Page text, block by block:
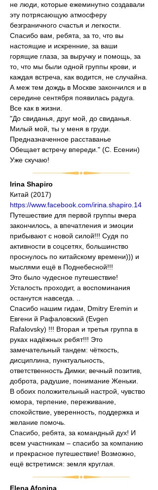
не люди, которые ежеминутно создавали
эту потрясающую атмосферу
безграничного счастья и легкости.
Спасибо вам, ребята, за то, что вы
настоящие и искренние, за ваши
горящие глаза, за выручку и помощь, за
то, что мы были одной группы крови, и
каждая встреча, как водится, не случайна.
А меж тем дождь в Москве закончился и в
середине сентября появилась радуга.
Все как в жизни.
"До свиданья, друг мой, до свиданья.
Милый мой, ты у меня в груди.
Предназначенное расставанье
Обещает встречу впереди." (С. Есенин)
Уже скучаю!
Irina Shapiro
Китай (2017)
https://www.facebook.com/irina.shapiro.14
Путешествие для первой группы вчера
закончилось, а впечатления и эмоции
прибывают с новой силой!!! Судя по
активности в соцсетях, большинство
проснулось по китайскому времени))) и
мыслями ещё в Поднебесной!!!
Это было чудесное путешествие!
Усталость проходит, а воспоминания
останутся навсегда. ..
Спасибо нашим гидам, Dmitry Eremin и
Евгени й Рафаловский (Evgen
Rafalovsky) !!! Вторая и третья группа в
руках надёжных ребят!!! Это
замечательный тандем: чёткость,
дисциплина, пунктуальность,
ответственность Димки; вечный позитив,
доброта, радушие, понимание Женьки.
В обоих положительный настрой, чувство
юмора, терпение, переживание,
спокойствие, уверенность, поддержка и
желание помочь.
Спасибо, ребята, за командный дух! И
всем участникам – спасибо за компанию
и прекрасное путешествие! Возможно,
ещё встретимся: земля круглая.
Elena Afonina